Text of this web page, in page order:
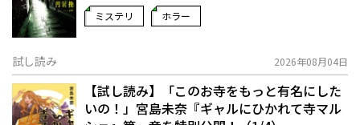
ミステリ ホラー
試し読み 2026年08月04日
【試し読み】「このお寺をもっと有名にした
いの！」宮島未奈『ギャルにひかれて寺マル